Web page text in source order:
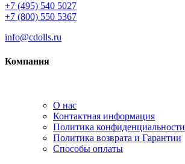
+7 (495) 540 5027
+7 (800) 550 5367
info@cdolls.ru
Компания
О нас
Контактная информация
Политика конфиденциальности
Политика возврата и Гарантии
Способы оплаты